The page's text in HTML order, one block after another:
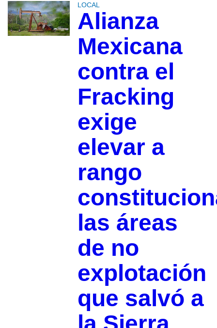
LOCAL
Alianza
Mexicana
contra el
Fracking
exige
elevar a
rango
las áreas
de no
explotación
que salvó a